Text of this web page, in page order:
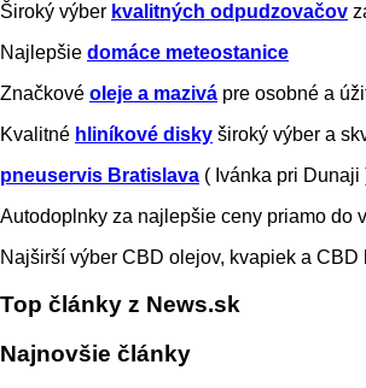
Široký výber kvalitných odpudzovačov
Najlepšie domáce meteostanice
Značkové oleje a mazivá pre osobné a
Kvalitné hliníkové disky široký výber a
pneuservis Bratislava ( Ivánka pri
Autodoplnky za najlepšie ceny priamo do
Najširší výber CBD olejov, kvapiek a
Top články z News.sk
Najnovšie články